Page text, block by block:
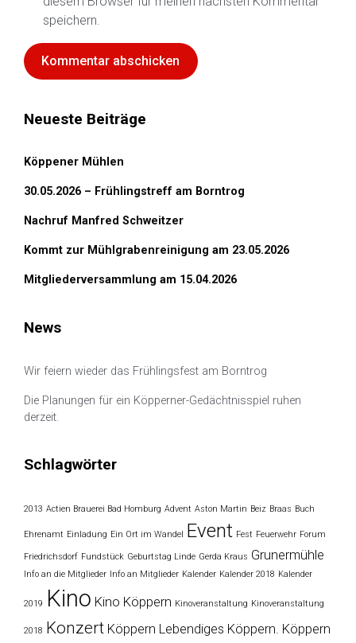
speichern.
Neueste Beiträge
Köppener Mühlen
30.05.2026 – Frühlingstreff am Borntrog
Nachruf Manfred Schweitzer
Kommt zur Mühlgrabenreinigung am 23.05.2026
Mitgliederversammlung am 15.04.2026
News
Wir feiern wieder das Frühlingsfest am Borntrog
Die Planungen für ein Köpperner-Gedächtnisspiel ruhen
derzeit.
Schlagwörter
2013 Actien Brauerei Bad Homburg Advent Aston Martin Beiz Braas Buch
Ehrenamt Einladung Ein Ort im Wandel Event Fest Feuerwehr Forum
Friedrichsdorf Fundstück Geburtstag Linde Gerda Kraus Grunermühle
Info an die Mitglieder Info an Mitglieder Kalender Kalender 2018 Kalender
2019 Kino Kino Köppern Kinoveranstaltung Kinoveranstaltung
2018 Konzert Köppern Lebendiges Köppern. Köppern